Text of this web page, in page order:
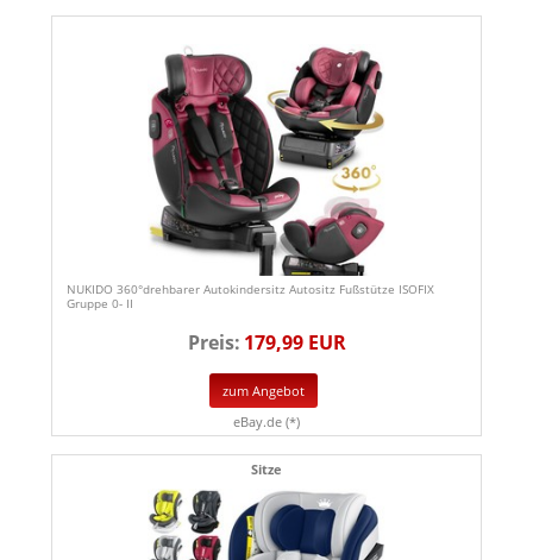
NUKIDO 360°drehbarer Autokindersitz Autositz Fußstütze ISOFIX
Gruppe 0- II
Preis: 179,99 EUR
zum Angebot
eBay.de (*)
Sitze